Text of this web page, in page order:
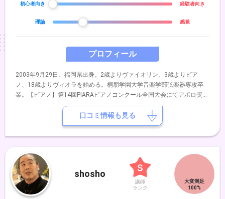
プロフィール
2003年9月29日、福岡県出身。2歳よりヴァイオリン、3歳よりピア
ノ、18歳よりヴィオラを始める。桐朋学園大学音楽学部弦楽器専攻卒
業。【ピアノ】第14回PIARAピアノコンクール全国大会にてアポロ奨励
賞受賞。第12回ショパン国際ピアノコンクール in ASIA 全国大会出場。
【ヴァイオリン】第69回全日本学生音楽コンクール北九州大会第2位、
及び全国大会入選。第25～28回日本クラシック音楽コンクール全国大
会出場。第55回北九州芸術祭クラシックコンクール金賞、及び北九州市
に「Nene Fantasy Concert」、2025年にデュオリサイタル「Stellato
Duo」を主催。同年、ミヒャール・マチャシチック氏のマスタークラス
を受講。これまでにヴァイオリンを原田絵理、貞国克己、浦川宜也、藤
原望、三木妙子、西和田ゆう、久保田巧、久保良治の各氏に、副科ピア
ノを貞国真由美、古賀千恵、阿部美果子の各氏に、副科ヴィオラを佐々
初心者向き 経験者向き
理論 感覚
口コミ情報も見る
shosho
講師
ランク